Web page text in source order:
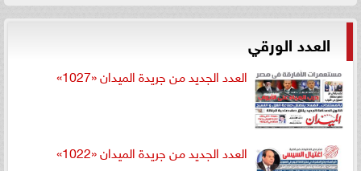
العدد الورقي
العدد الجديد من جريدة الميدان «1027»
العدد الجديد من جريدة الميدان «1022»